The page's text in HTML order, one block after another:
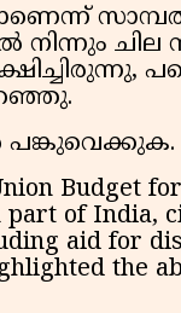
നിന്നും ചില
പങ്കുവെക്കുക.
Budget for
part of India,
aid for
the